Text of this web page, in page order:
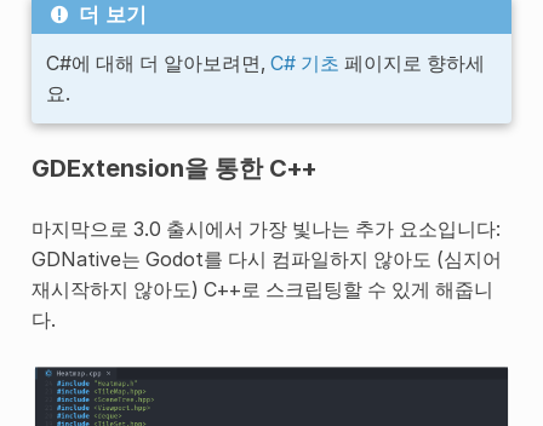
더 보기
C#에 대해 더 알아보려면, C# 기초 페이지로 향하세
요.
GDExtension을 통한 C++
마지막으로 3.0 출시에서 가장 빛나는 추가 요소입니다:
GDNative는 Godot를 다시 컴파일하지 않아도 (심지어
재시작하지 않아도) C++로 스크립팅할 수 있게 해줍니
다.